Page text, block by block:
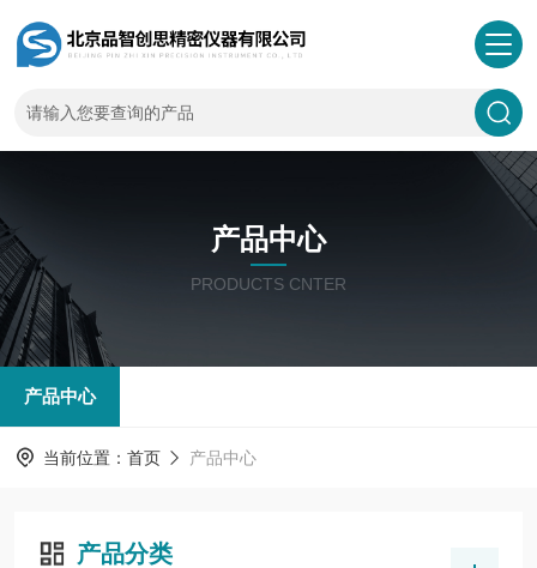
产品中心
PRODUCTS CNTER
产品中心
当前位置： 首页 产品中心
产品分类